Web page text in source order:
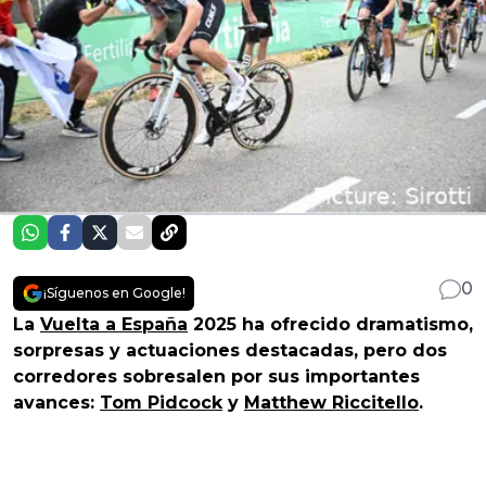
¡Síguenos en Google!
0
La Vuelta a España 2025 ha ofrecido dramatismo,
sorpresas y actuaciones destacadas, pero dos
corredores sobresalen por sus importantes
avances: Tom Pidcock y Matthew Riccitello.